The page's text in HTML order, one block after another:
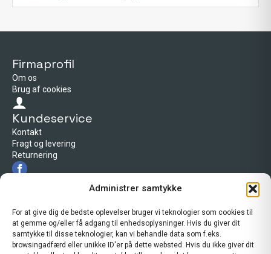
Administrer samtykke
For at give dig de bedste oplevelser bruger vi teknologier som cookies til
at gemme og/eller få adgang til enhedsoplysninger. Hvis du giver dit
samtykke til disse teknologier, kan vi behandle data som f.eks.
browsingadfærd eller unikke ID'er på dette websted. Hvis du ikke giver dit
Firmaprofil
Om os
Brug af cookies
Kundeservice
Kontakt
Fragt og levering
Returnering
Tarp byvej 66
6715 Esbjerg N
Telefon: 30 20 51 29
kontakt@crosscenteresbjerg.dk